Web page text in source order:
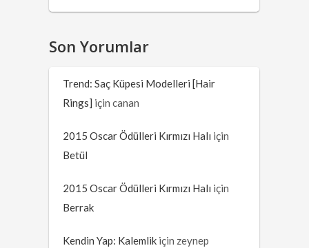
Son Yorumlar
Trend: Saç Küpesi Modelleri [Hair
Rings] içincanan
2015 Oscar Ödülleri Kırmızı Halı için
Betül
2015 Oscar Ödülleri Kırmızı Halı için
Berrak
Kendin Yap: Kalemlik için zeynep